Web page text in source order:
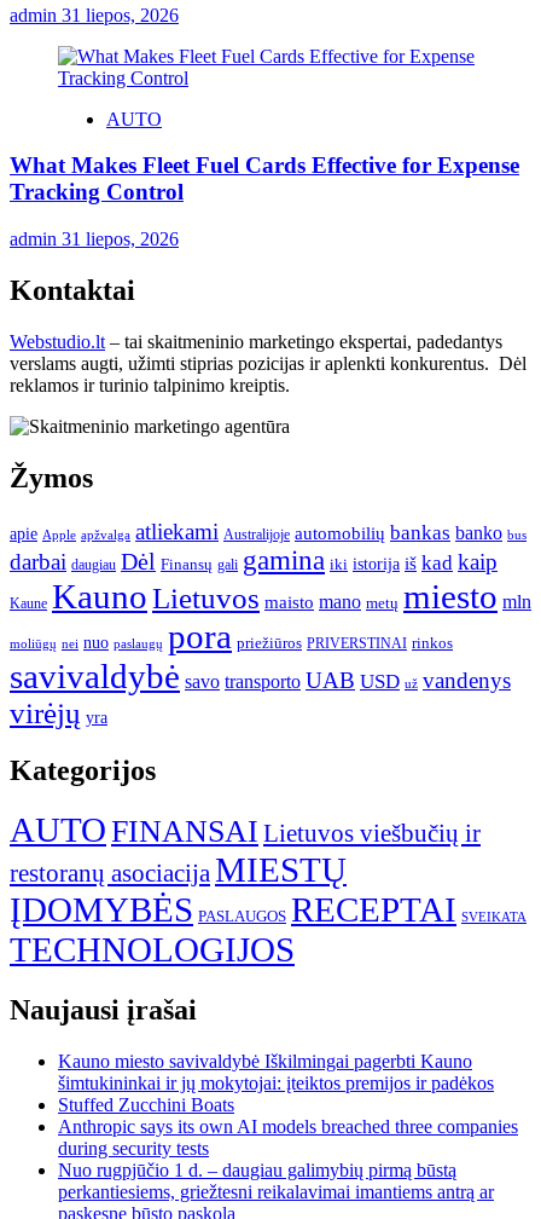
admin 31 liepos, 2026
AUTO
What Makes Fleet Fuel Cards Effective for Expense
Tracking Control
admin 31 liepos, 2026
Kontaktai
Webstudio.lt – tai skaitmeninio marketingo ekspertai, padedantys
verslams augti, užimti stiprias pozicijas ir aplenkti konkurentus. Dėl
reklamos ir turinio talpinimo kreiptis.
Žymos
apie Apple apžvalga atliekami Australijoje automobilių bankas banko bus
darbai daugiau Dėl Finansų gali gamina iki istorija iš kad kaip
Kaune KaunoLietuvos maisto mano metų miesto mln
moliūgų nei nuo paslaugų pora priežiūros PRIVERSTINAI rinkos
savivaldybė savo transporto UAB USD už vandenys
virėjų yra
Kategorijos
AUTOFINANSAI Lietuvos viešbučių ir
restoranų asociacijaMIESTŲ
ĮDOMYBĖS PASLAUGOS RECEPTAI SVEIKATA
TECHNOLOGIJOS
Naujausi įrašai
Kauno miesto savivaldybė Iškilmingai pagerbti Kauno
šimtukininkai ir jų mokytojai: įteiktos premijos ir padėkos
Stuffed Zucchini Boats
Anthropic says its own AI models breached three companies
during security tests
Nuo rugpjūčio 1 d. – daugiau galimybių pirmą būstą
perkantiesiems, griežtesni reikalavimai imantiems antrą ar
paskesnę būsto paskolą